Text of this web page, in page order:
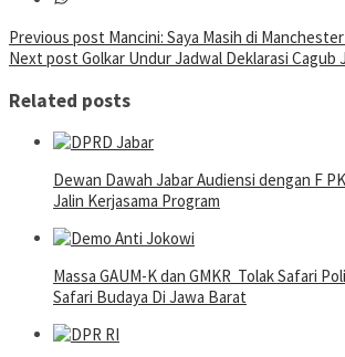
Post
navigation
Previous post Mancini: Saya Masih di
Next post Golkar Undur Jadwal Deklarasi Cagub
Related posts
Dewan Dawah Jabar Audiensi dengan F
Jalin Kerjasama Program
Massa GAUM-K dan GMKR Tolak Safari
Safari Budaya Di Jawa Barat